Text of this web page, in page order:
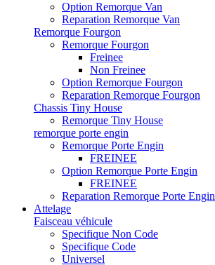
Option Remorque Van
Reparation Remorque Van
Remorque Fourgon
Remorque Fourgon
Freinee
Non Freinee
Option Remorque Fourgon
Reparation Remorque Fourgon
Chassis Tiny House
Remorque Tiny House
remorque porte engin
Remorque Porte Engin
FREINEE
Option Remorque Porte Engin
FREINEE
Reparation Remorque Porte Engin
Attelage
Faisceau véhicule
Specifique Non Code
Specifique Code
Universel